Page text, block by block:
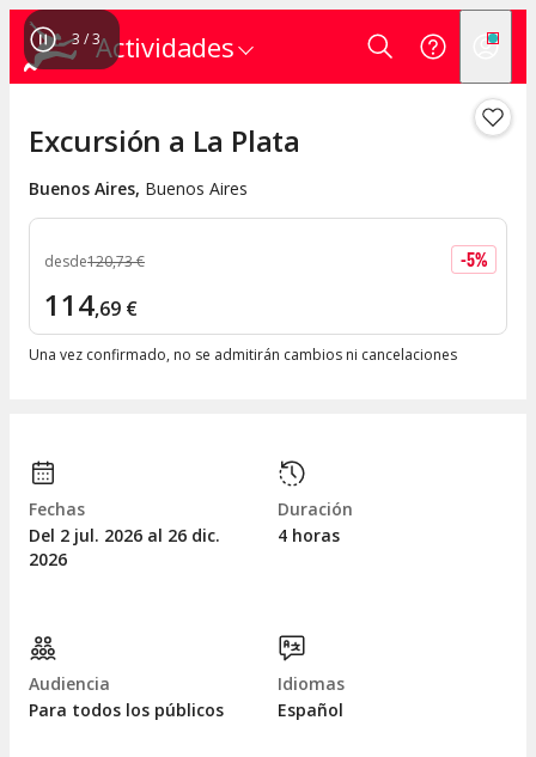
Actividades
3 /3
Excursión a La Plata
Buenos Aires, Buenos Aires
desde120,73€ -5%
114,69 €
Una vez confirmado, no se admitirán cambios ni cancelaciones
Fechas
Del 2 jul. 2026 al 26 dic.
2026
Duración
4 horas
Audiencia
Para todos los públicos
Idiomas
Español